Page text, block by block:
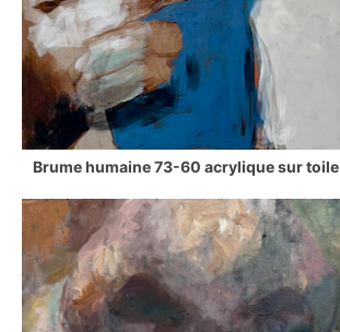
Brume humaine 73-60 acrylique sur toile